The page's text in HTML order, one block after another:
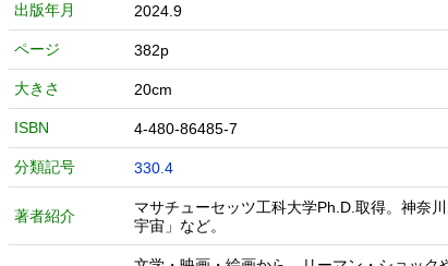
出版年月 2024.9
ページ 382p
大きさ 20cm
ISBN 4-480-86485-7
分類記号 330.4
著者紹介
マサチューセッツ工科大学Ph.D.取得。神奈
宇宙」など。